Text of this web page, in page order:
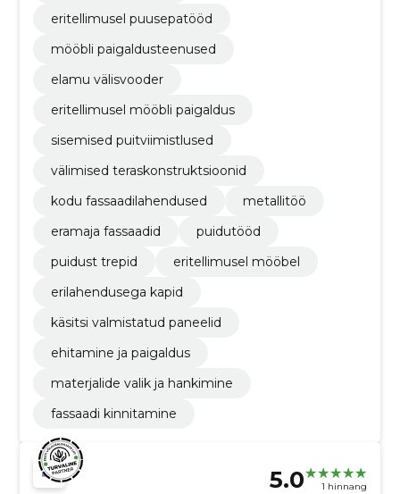
eritellimusel puusepatööd
mööbli paigaldusteenused
elamu välisvooder
eritellimusel mööbli paigaldus
sisemised puitviimistlused
välimised teraskonstruktsioonid
kodu fassaadilahendused
metallitöö
eramaja fassaadid
puidutööd
puidust trepid
eritellimusel mööbel
erilahendusega kapid
käsitsi valmistatud paneelid
ehitamine ja paigaldus
materjalide valik ja hankimine
fassaadi kinnitamine
5.0 1 hinnang